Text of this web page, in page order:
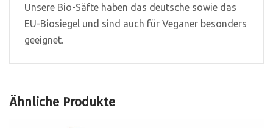
Unsere Bio-Säfte haben das deutsche sowie das
EU-Biosiegel und sind auch für Veganer besonders
geeignet.
Ähnliche Produkte